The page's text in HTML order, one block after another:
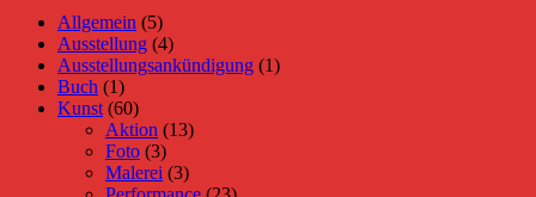
Allgemein (5)
Ausstellung (4)
Ausstellungsankündigung (1)
Buch (1)
Kunst (60)
Aktion (13)
Foto (3)
Malerei (3)